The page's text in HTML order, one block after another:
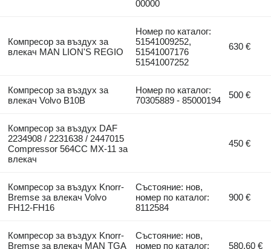
00000
Компресор за въздух за
влекач MAN LION'S REGIO
Номер по каталог:
51541009252,
51541007176
51541007252
630 €
Компресор за въздух за
влекач Volvo B10B
Номер по каталог:
70305889 - 85000194
500 €
Компресор за въздух DAF
2234908 / 2231638 / 2447015
Compressor 564CC MX-11 за
влекач
450 €
Компресор за въздух Knorr-
Bremse за влекач Volvo
FH12-FH16
Състояние: нов,
номер по каталог:
8112584
900 €
Компресор за въздух Knorr-
Bremse за влекач MAN TGA
Състояние: нов,
номер по каталог:
580,60 €